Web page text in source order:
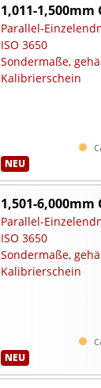
1,011-1,500mm
Parallel-
ISO 3650
Sondermaße,
Kalibrierschein
NEU
1,501-6,000mm
Parallel-
ISO 3650
Sondermaße,
Kalibrierschein
NEU